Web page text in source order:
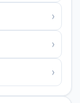
›
›
›